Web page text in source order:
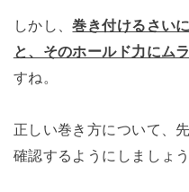
しかし、巻き付けるさい
と、そのホールド力にム
すね。
正しい巻き方について、
確認するようにしましょう